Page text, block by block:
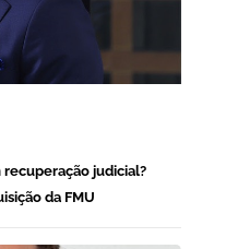
judicial?
da FMU